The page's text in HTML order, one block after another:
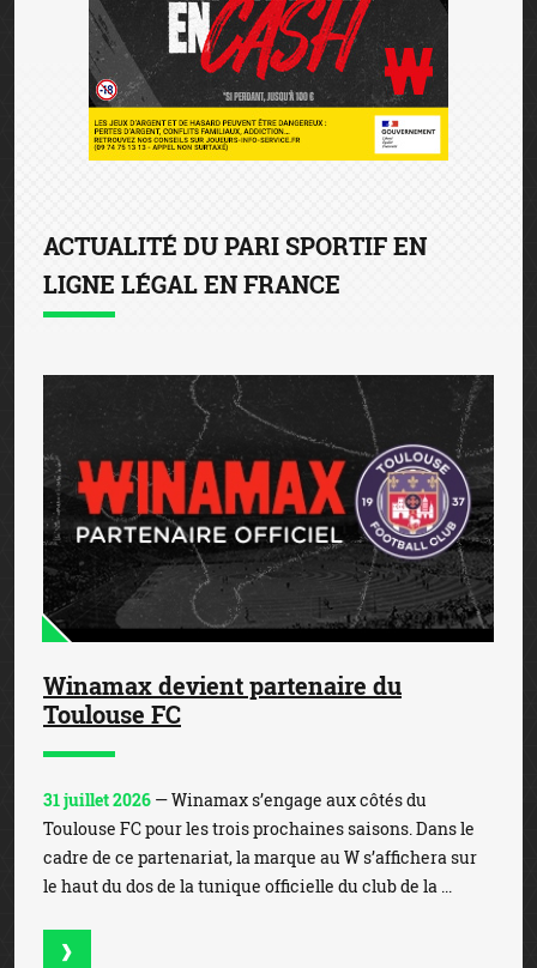
ACTUALITÉ DU PARI SPORTIF EN
LIGNE LÉGAL EN FRANCE
Winamax devient partenaire du
Toulouse FC
31 juillet 2026 — Winamax s’engage aux côtés du
Toulouse FC pour les trois prochaines saisons. Dans le
cadre de ce partenariat, la marque au W s’affichera sur
le haut du dos de la tunique officielle du club de la ...